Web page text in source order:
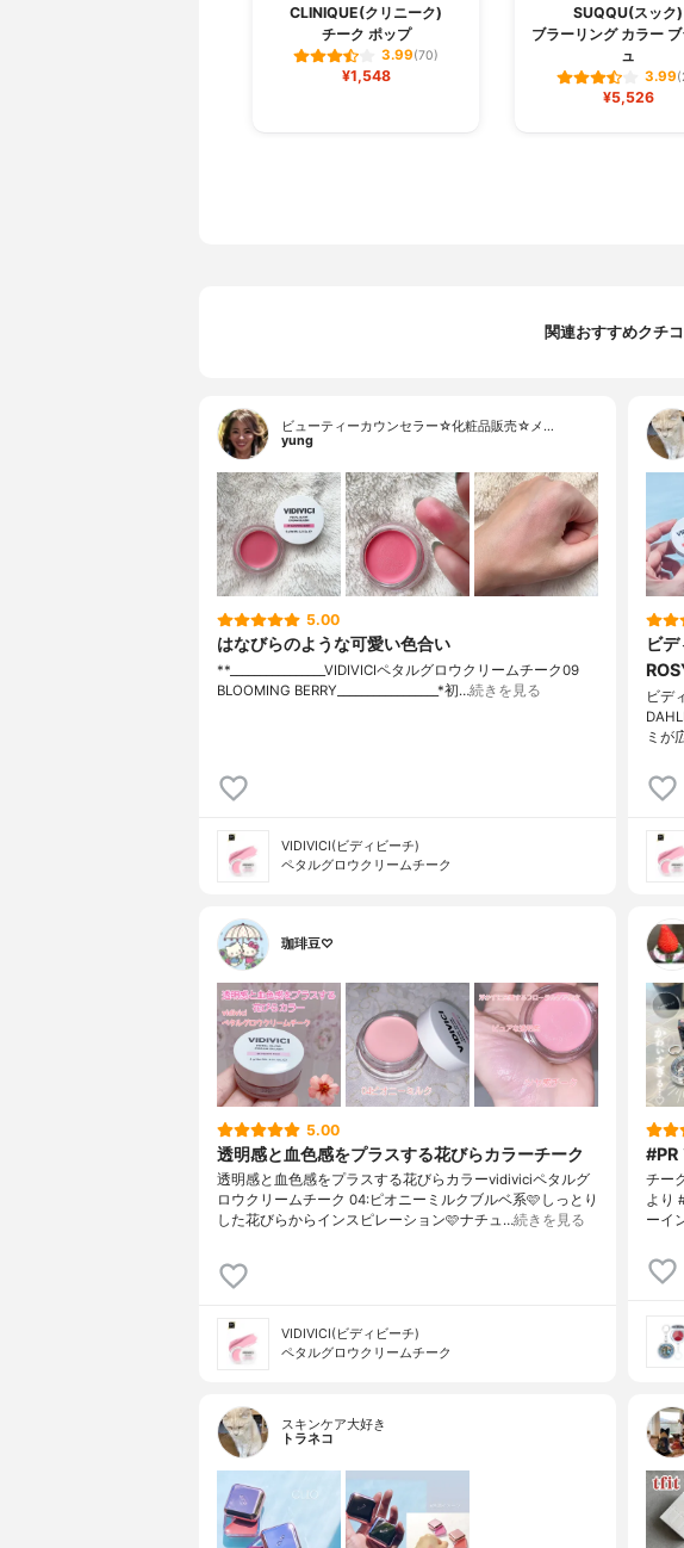
CLINIQUE(クリニーク)
チーク ポップ
3.99(70)
¥1,548
SUQQU(スック)
ブラーリング カラー
ュ
3.99
¥5,526
関連おすすめクチコ
ビューティーカウンセラー☆化粧品販売☆メ…
yung
5.00
はなびらのような可愛い色合い
**⁡________________⁡⁡VIDIVICI⁡ペタルグロウクリームチーク09
BLOOMING BERRY⁡_________________*初…続きを見る
VIDIVICI(ビディビーチ)
ペタルグロウクリームチーク
ビ
ビデ
ミが
珈琲豆♡
5.00
透明感と血色感をプラスする花びらカラーチーク
透明感と血色感をプラスする花びらカラーvidiviciペタルグ
ロウクリームチーク 04:ピオニーミルクブルベ系🩷しっとり
した花びらからインスピレーション🩷ナチュ…続きを見る
VIDIVICI(ビディビーチ)
ペタルグロウクリームチーク
#PR
チー
より
ーイ
スキンケア大好き
トラネコ